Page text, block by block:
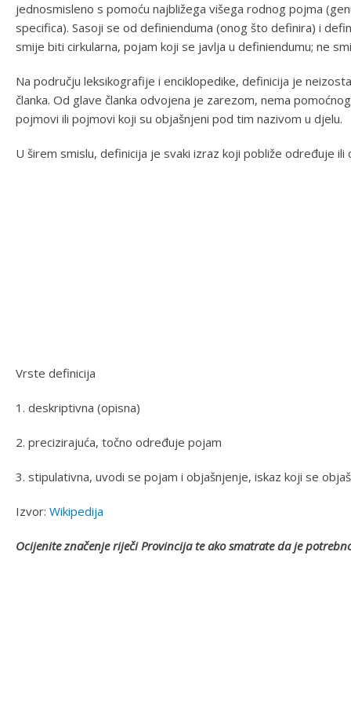
jednosmisleno s pomoću najbližega višega rodnog pojma
specifica). Sasoji se od definienduma (onog što definira) i
smije biti cirkularna, pojam koji se javlja u definiendumu; ne
Na području leksikografije i enciklopedike, definicija je
članka. Od glave članka odvojena je zarezom, nema
pojmovi ili pojmovi koji su objašnjeni pod tim nazivom u djelu.
U širem smislu, definicija je svaki izraz koji pobliže određuje ili
Vrste definicija
1. deskriptivna (opisna)
2. precizirajuća, točno određuje pojam
3. stipulativna, uvodi se pojam i objašnjenje, iskaz koji se
Izvor: Wikipedija
Ocijenite značenje riječi Provincija te ako smatrate da je